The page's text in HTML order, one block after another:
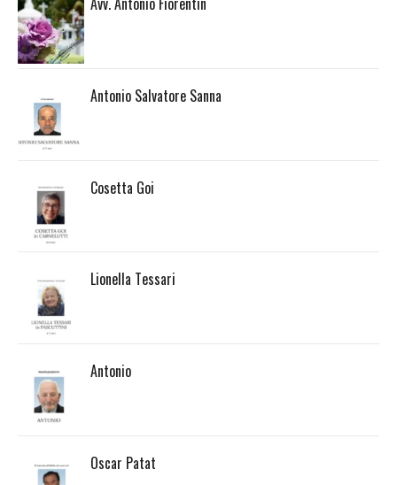
Antonio Salvatore Sanna
Cosetta Goi
Lionella Tessari
Antonio
Oscar Patat